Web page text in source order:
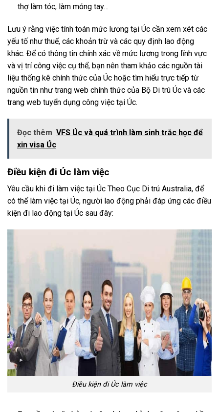
thợ làm tóc, làm móng tay…
Lưu ý rằng việc tính toán mức lương tại Úc cần xem xét các
yếu tố như thuế, các khoản trừ và các quy định lao động
khác. Để có thông tin chính xác về mức lương trong lĩnh vực
và vị trí công việc cụ thể, bạn nên tham khảo các nguồn tài
liệu thống kê chính thức của Úc hoặc tìm hiểu trực tiếp từ
nguồn tin như trang web chính thức của Bộ Di trú Úc và các
trang web tuyển dụng công việc tại Úc.
Đọc thêm VFS Úc và quá trình làm sinh trắc học để
xin visa Úc
Điều kiện đi Úc làm việc
Yêu cầu khi đi làm việc tại Úc Theo Cục Di trú Australia, để
có thể làm việc tại Úc, người lao động phải đáp ứng các điều
kiện đi lao động tại Úc sau đây:
Điều kiện đi Úc làm việc